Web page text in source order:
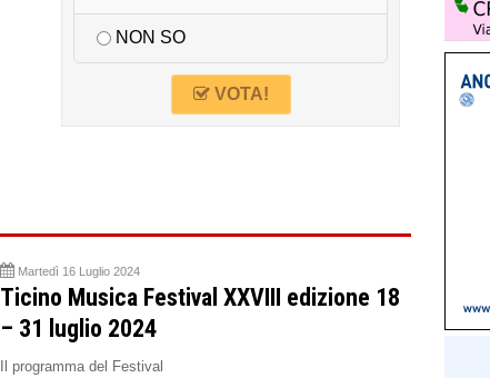
NON SO
VOTA!
Martedì 16 Luglio 2024
Ticino Musica Festival XXVIII edizione 18
– 31 luglio 2024
Il programma del Festival